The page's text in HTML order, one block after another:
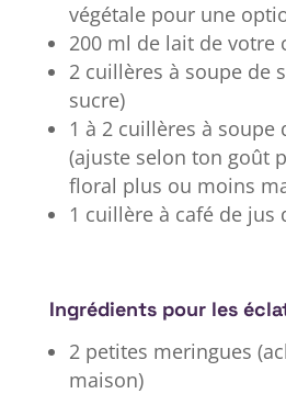
végétale pour une
200 ml de lait de votre
2 cuillères à soupe de
sucre)
1 à 2 cuillères à soupe
(ajuste selon ton goût
floral plus ou moins
1 cuillère à café de jus
Ingrédients pour les
2 petites meringues
maison)